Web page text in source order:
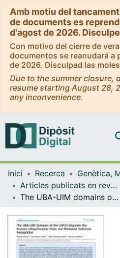
Amb motiu del
de documents es
d'agost de 2026.
Con motivo del cierre de
documentos se reanudará a
de 2026. Disculpad las
Due to the summer closure,
resume starting August 28,
any inconvenience.
Inici Recerca
Articles publicats en revistes (Genètica, Microbiologia i Estadística)
The UBA-UIM domains of USP25 regulate the enzyme ubiquitination state and modulate substrate recognition